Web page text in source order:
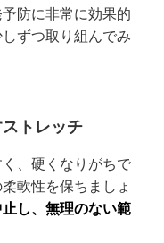
防に非常に効果的
ずつ取り組んでみ
トレッチ
、硬くなりがちで
軟性を保ちましょ
し、無理のない範